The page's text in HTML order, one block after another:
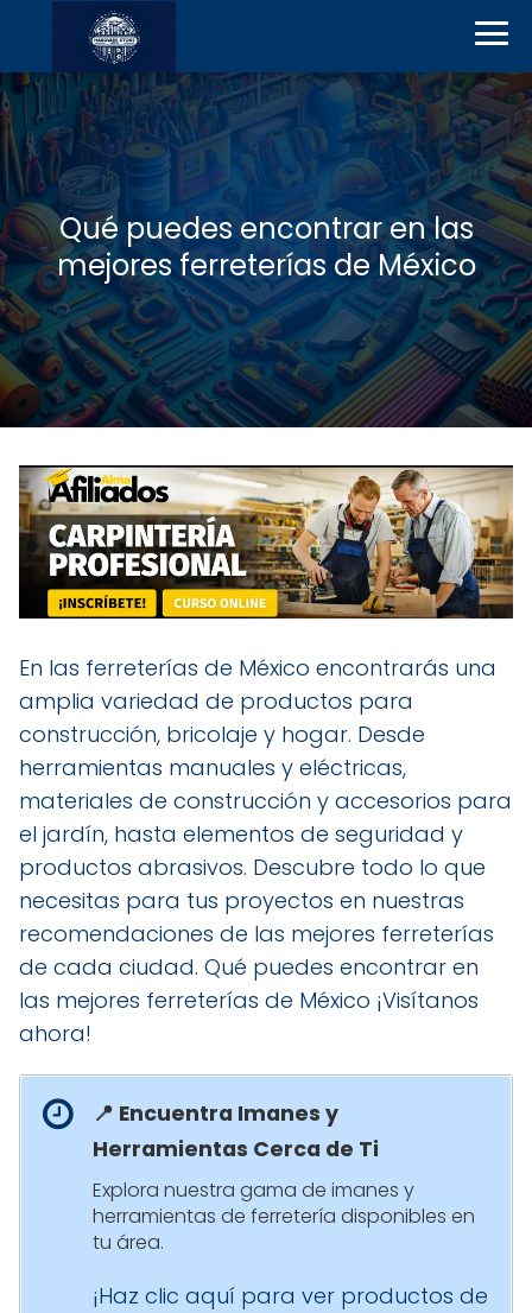
Qué puedes encontrar en las
mejores ferreterías de México
En las ferreterías de México encontrarás una
amplia variedad de productos para
construcción, bricolaje y hogar. Desde
herramientas manuales y eléctricas,
materiales de construcción y accesorios para
el jardín, hasta elementos de seguridad y
productos abrasivos. Descubre todo lo que
necesitas para tus proyectos en nuestras
recomendaciones de las mejores ferreterías
de cada ciudad. Qué puedes encontrar en
las mejores ferreterías de México ¡Visítanos
ahora!
📍 Encuentra Imanes y
Herramientas Cerca de Ti
Explora nuestra gama de imanes y
herramientas de ferretería disponibles en
tu área.
¡Haz clic aquí para ver productos de